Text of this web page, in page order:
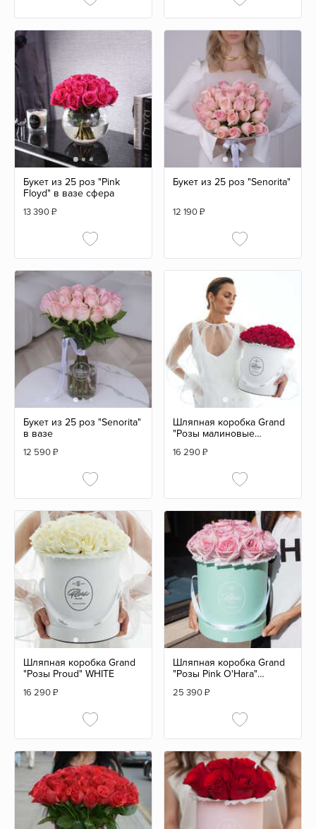
Букет из 25 роз "Pink
Floyd" в вазе сфера
13 390₽
Букет из 25 роз "Senorita"
12 190₽
Букет из 25 роз "Senorita"
в вазе
12 590₽
Шляпная коробка Grand
"Розы малиновые
16 290₽
Шляпная коробка Grand
"Розы Proud" WHITE
16 290₽
Шляпная коробка Grand
"Розы Pink O'Hara"
25 390₽